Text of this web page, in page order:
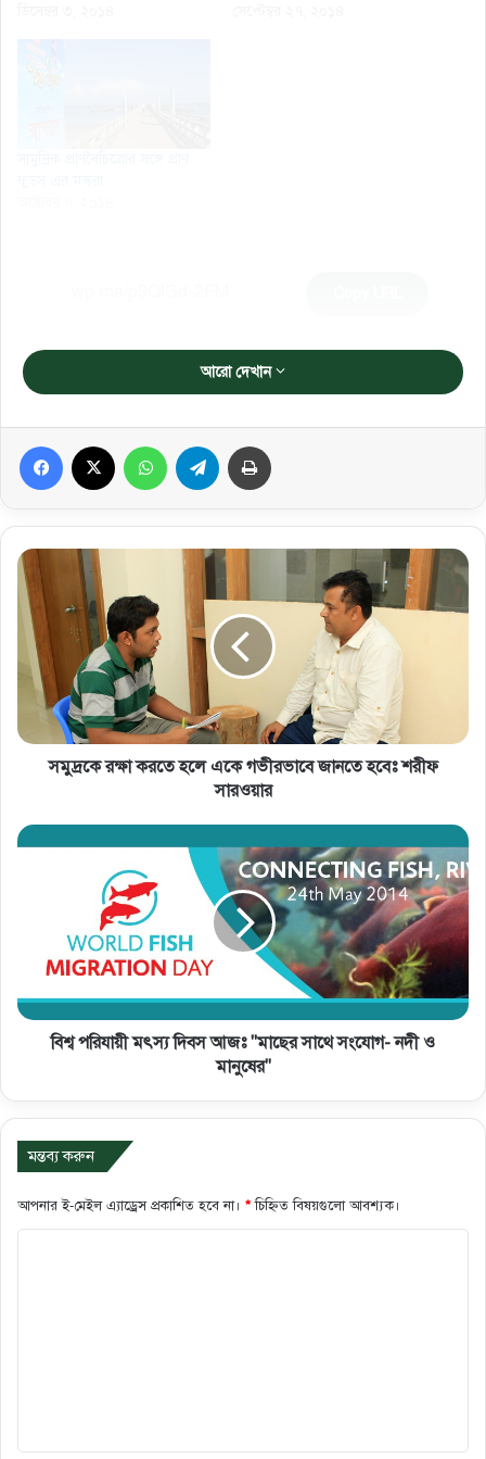
আরো দেখান
সমুদ্রকে রক্ষা করতে হলে একে গভীরভাবে জানতে হবেঃ শরীফ
সারওয়ার
বিশ্ব পরিযায়ী মৎস্য দিবস আজঃ "মাছের সাথে সংযোগ- নদী ও
মানুষের"
মন্তব্য করুন
আপনার ই-মেইল এ্যাড্রেস প্রকাশিত হবে না। *চিহ্নিত বিষয়গুলো আবশ্যক।